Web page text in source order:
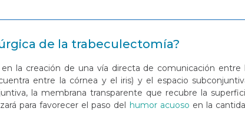
de la trabeculectomía?
la creación de una vía directa de comunicación entre
entre la córnea y el iris) y el espacio
la membrana transparente que recubre la
para favorecer el paso del humor acuoso en la